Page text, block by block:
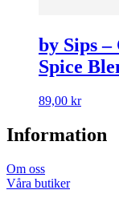
by Sips
Spice
89,00 kr
Information
Om oss
Våra butiker